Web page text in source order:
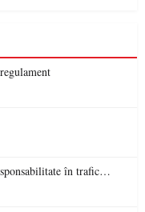
Polițiștii sătmăreni fac apel la responsabilitate în trafic…